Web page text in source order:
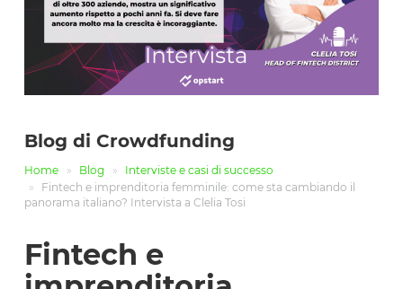
Blog di Crowdfunding
Home Blog
Interviste e casi di successo
Fintech e imprenditoria femminile: come sta cambiando il
panorama italiano? Intervista a Clelia Tosi
Fintech e